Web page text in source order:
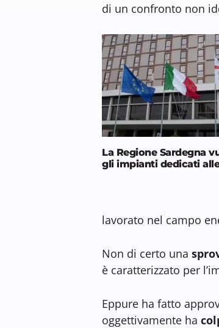
di un confronto non
La Regione Sardegna
gli impianti dedicati
lavorato nel campo
Non di certo una
è caratterizzato per
Eppure ha fatto
oggettivamente ha